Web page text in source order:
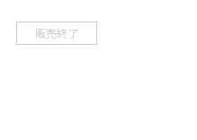
販売終了